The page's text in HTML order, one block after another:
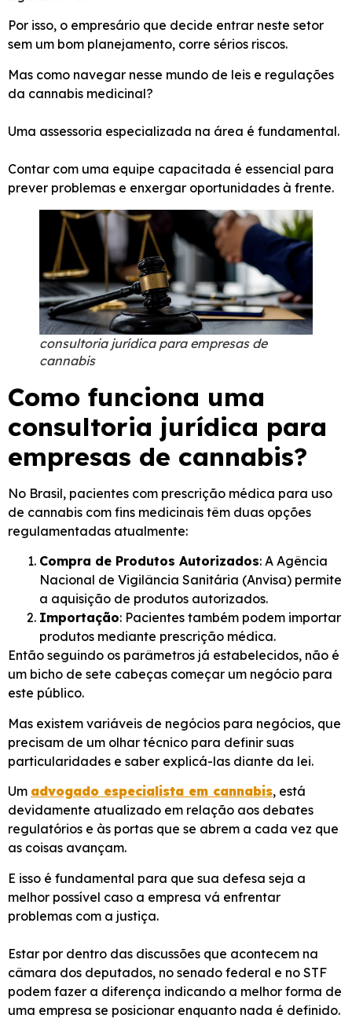
Por isso, o empresário que decide entrar neste setor
sem um bom planejamento, corre sérios riscos.
Mas como navegar nesse mundo de leis e regulações
da cannabis medicinal?
Uma assessoria especializada na área é fundamental.
Contar com uma equipe capacitada é essencial para
prever problemas e enxergar oportunidades à frente.
consultoria jurídica para empresas de
cannabis
Como funciona uma
consultoria jurídica para
empresas de cannabis?
No Brasil, pacientes com prescrição médica para uso
de cannabis com fins medicinais têm duas opções
regulamentadas atualmente:
Compra de Produtos Autorizados: A Agência
Nacional de Vigilância Sanitária (Anvisa) permite
a aquisição de produtos autorizados.
Importação: Pacientes também podem importar
produtos mediante prescrição médica.
Então seguindo os parâmetros já estabelecidos, não é
um bicho de sete cabeças começar um negócio para
este público.
Mas existem variáveis de negócios para negócios, que
precisam de um olhar técnico para definir suas
particularidades e saber explicá-las diante da lei.
Um advogado especialista em cannabis, está
devidamente atualizado em relação aos debates
regulatórios e às portas que se abrem a cada vez que
as coisas avançam.
E isso é fundamental para que sua defesa seja a
melhor possível caso a empresa vá enfrentar
problemas com a justiça.
Estar por dentro das discussões que acontecem na
câmara dos deputados, no senado federal e no STF
podem fazer a diferença indicando a melhor forma de
uma empresa se posicionar enquanto nada é definido.